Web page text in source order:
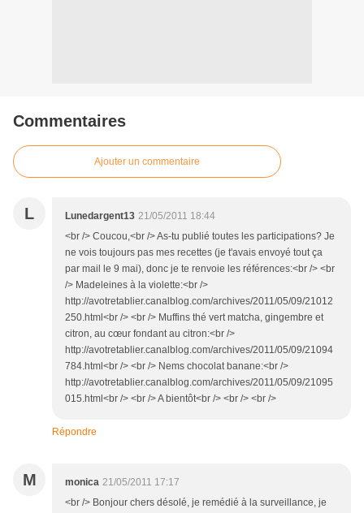
Commentaires
Ajouter un commentaire
L Lunedargent13 21/05/2011 18:44
<br /> Coucou,<br /> As-tu publié toutes les participations? Je
ne vois toujours pas mes recettes (je t'avais envoyé tout ça
par mail le 9 mai), donc je te renvoie les références:<br /> <br
/> Madeleines à la violette:<br />
http://avotretablier.canalblog.com/archives/2011/05/09/21012
250.html<br /> <br /> Muffins thé vert matcha, gingembre et
citron, au cœur fondant au citron:<br />
http://avotretablier.canalblog.com/archives/2011/05/09/21094
784.html<br /> <br /> Nems chocolat banane:<br />
http://avotretablier.canalblog.com/archives/2011/05/09/21095
015.html<br /> <br /> A bientôt<br /> <br /> <br />
Répondre
M monica 21/05/2011 17:17
<br /> Bonjour chers désolé, je remédié à la surveillance, je